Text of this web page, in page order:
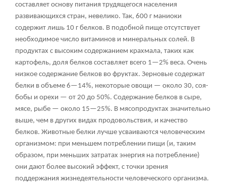
составляет основу питания трудящегося населения
развивающихся стран, невелико. Так, 600 г маниоки
содержит лишь 10 г белков. В подобной пище отсутствует
необходимое число витаминов и минеральных солей. В
продуктах с высоким содержанием крахмала, таких как
картофель, доля белков составляет всего 1—2% веса. Очень
низкое содержание белков во фруктах. Зерновые содержат
белки в объеме 6—14%, некоторые овощи — около 30, соя-
бобы и орехи — от 20 до 50%. Содержание белков в сыре,
мясе, рыбе — около 15—25%. В мясопродуктах значительно
выше, чем в других видах продовольствия, и качество
белков. Животные белки лучше усваиваются человеческим
организмом: при меньшем потреблении пищи (и, таким
образом, при меньших затратах энергия на потребление)
они дают более высокий эффект, с точки зрения
поддержания жизнедеятельности человеческого организма.